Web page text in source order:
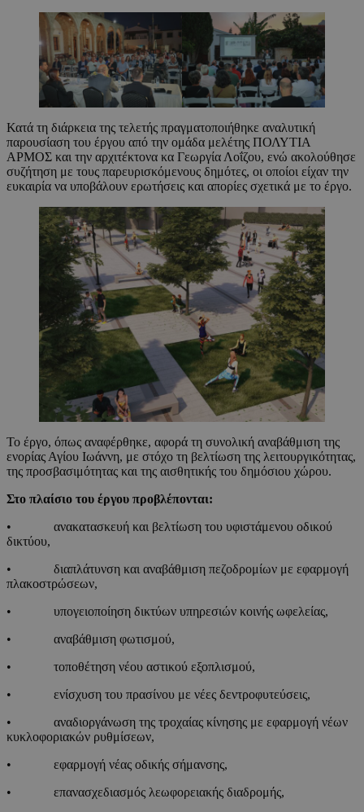
Κατά τη διάρκεια της τελετής πραγματοποιήθηκε αναλυτική
παρουσίαση του έργου από την ομάδα μελέτης ΠΟΛΥΤΙΑ
ΑΡΜΟΣ και την αρχιτέκτονα κα Γεωργία Λοΐζου, ενώ ακολούθησε
συζήτηση με τους παρευρισκόμενους δημότες, οι οποίοι είχαν την
ευκαιρία να υποβάλουν ερωτήσεις και απορίες σχετικά με το έργο.
Το έργο, όπως αναφέρθηκε, αφορά τη συνολική αναβάθμιση της
ενορίας Αγίου Ιωάννη, με στόχο τη βελτίωση της λειτουργικότητας,
της προσβασιμότητας και της αισθητικής του δημόσιου χώρου.
Στο πλαίσιο του έργου προβλέπονται:
• ανακατασκευή και βελτίωση του υφιστάμενου οδικού
δικτύου,
• διαπλάτυνση και αναβάθμιση πεζοδρομίων με εφαρμογή
πλακοστρώσεων,
• υπογειοποίηση δικτύων υπηρεσιών κοινής ωφελείας,
• αναβάθμιση φωτισμού,
• τοποθέτηση νέου αστικού εξοπλισμού,
• ενίσχυση του πρασίνου με νέες δεντροφυτεύσεις,
• αναδιοργάνωση της τροχαίας κίνησης με εφαρμογή νέων
κυκλοφοριακών ρυθμίσεων,
• εφαρμογή νέας οδικής σήμανσης,
• επανασχεδιασμός λεωφορειακής διαδρομής,